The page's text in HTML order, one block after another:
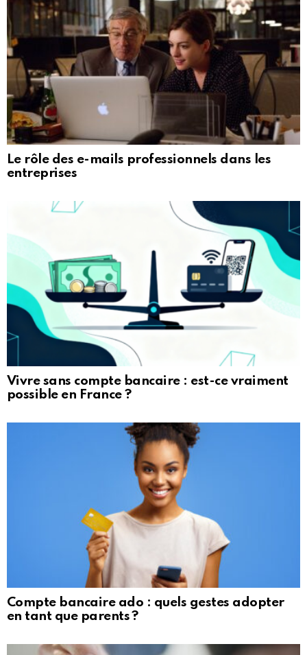
Le rôle des e-mails professionnels dans les
entreprises
Vivre sans compte bancaire : est-ce vraiment
possible en France ?
Compte bancaire ado : quels gestes adopter
en tant que parents ?